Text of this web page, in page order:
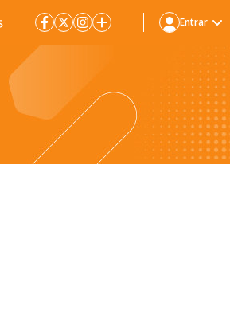
Entrar